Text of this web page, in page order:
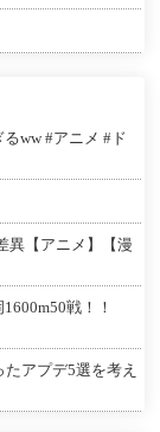
ww #アニメ #ド
異【アニメ】【漫
戦！！
アプデ5選を考え